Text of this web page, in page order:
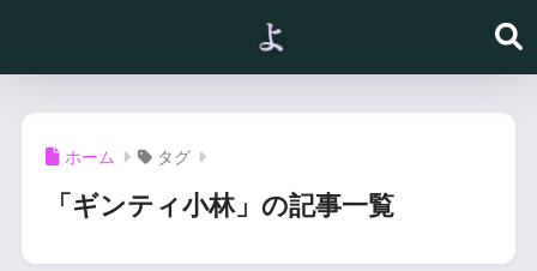
ホーム タグ
「ギンティ小林」の記事一覧